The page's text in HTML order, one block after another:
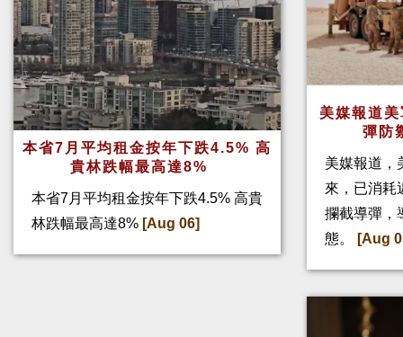
本省7月平均租金按年下跌4.5% 高
貴林跌幅最高達8%
本省7月平均租金按年下跌4.5% 高貴
林跌幅最高達8% [Aug 06]
美媒報道
彈防
美媒報道，
來，已消耗
攔截導彈，
態。
[Aug